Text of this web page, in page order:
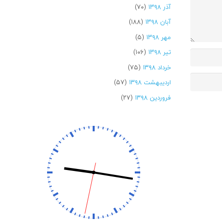
آذر ۱۳۹۸
(۷۰)
آبان ۱۳۹۸
(۱۸۸)
مهر ۱۳۹۸
(۵)
تیر ۱۳۹۸
(۱۰۶)
خرداد ۱۳۹۸
(۷۵)
اردیبهشت ۱۳۹۸
(۵۷)
فروردین ۱۳۹۸
(۲۷)